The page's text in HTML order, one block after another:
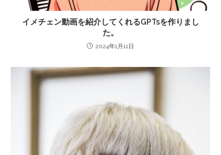
イメチェン動画を紹介してくれるGPTsを作りまし
た。
2024年1月11日